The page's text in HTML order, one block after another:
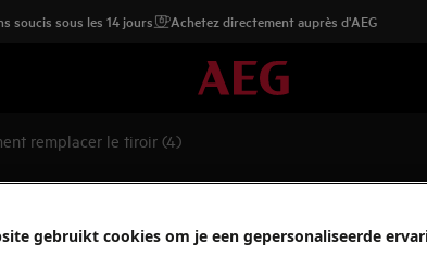
soucis sous les 14 jours Achetez directement auprès d'AEG
remplacer le tiroir (4)
(4)
gebruikt cookies om je een gepersonaliseerde